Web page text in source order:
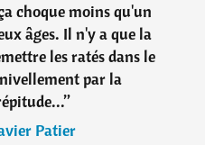
choque moins qu'un
âges. Il n'y a que la
les ratés dans le
par la
”
Patier